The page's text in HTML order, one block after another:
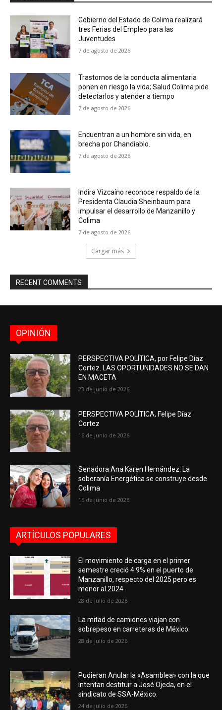
Gobierno del Estado de Colima realizará
tres Ferias del Empleo para las
Juventudes
7 de agosto de 2026
Trastornos de la conducta alimentaria
ponen en riesgo la vida; Salud Colima pide
detectarlos y atender a tiempo
7 de agosto de 2026
Encuentran a un hombre sin vida, en
brecha por Chandiablo.
7 de agosto de 2026
Indira Vizcaíno reconoce respaldo de la
Presidenta Claudia Sheinbaum para
impulsar el desarrollo de Manzanillo y
Colima
7 de agosto de 2026
Cargar más
RECENT COMMENTS
OPINIÓN
PERSPECTIVA POLÍTICA, por Felipe Díaz
Cortez. LAS OPORTUNIDADES NO SE DAN
EN MACETA
23 de junio de 2026
PERSPECTIVA POLÍTICA, Felipe Díaz
Cortez
16 de junio de 2026
Senadora Ana Karen Hernández: La
soberanía Energética se construye desde
Colima
15 de junio de 2026
ARTÍCULOS POPULARES
El movimiento de carga en el primer
semestre creció 4.9% en el puerto de
Manzanillo, respecto del 2025 pero es
menor al 2024.
28 de julio de 2026
La mitad de camiones viajan con
sobrepeso en carreteras de México.
28 de julio de 2026
Pudieran Anular la «Asamblea» con la que
intentan destituir a José Ojeda, en el
sindicato de SSA-México.
24 de julio de 2026